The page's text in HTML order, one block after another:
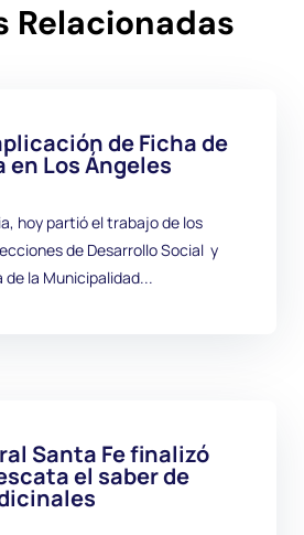
Relacionadas
de Ficha de
en Los Ángeles
hoy partió el trabajo de los
de Desarrollo Social y
de la Municipalidad...
Santa Fe finalizó
el saber de